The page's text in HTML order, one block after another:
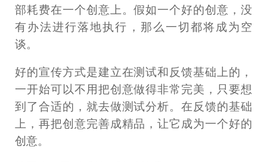
部耗费在一个创意上。假如一个好的创意，没
有办法进行落地执行，那么一切都将成为空
谈。
好的宣传方式是建立在测试和反馈基础上的，
一开始可以不用把创意做得非常完美，只要想
到了合适的，就去做测试分析。在反馈的基础
上，再把创意完善成精品，让它成为一个好的
创意。